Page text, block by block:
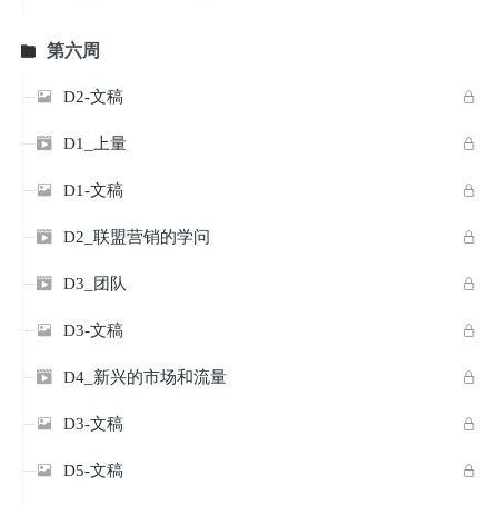
 第六周

 D2-文稿

 D1_上量

 D1-文稿

 D2_联盟营销的学问

 D3_团队

 D3-文稿

 D4_新兴的市场和流量

 D3-文稿

 D5-文稿